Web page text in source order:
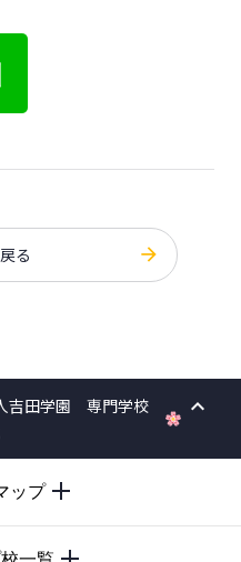
る
吉田学園 専門学校
ップ